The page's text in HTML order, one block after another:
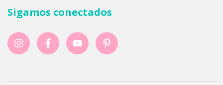
Sigamos conectados